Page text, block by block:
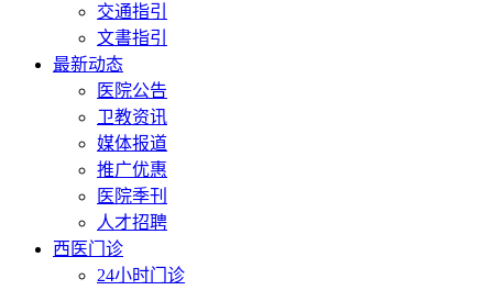
交通指引
文書指引
最新动态
医院公告
卫教资讯
媒体报道
推广优惠
医院季刊
人才招聘
西医门诊
24小时门诊